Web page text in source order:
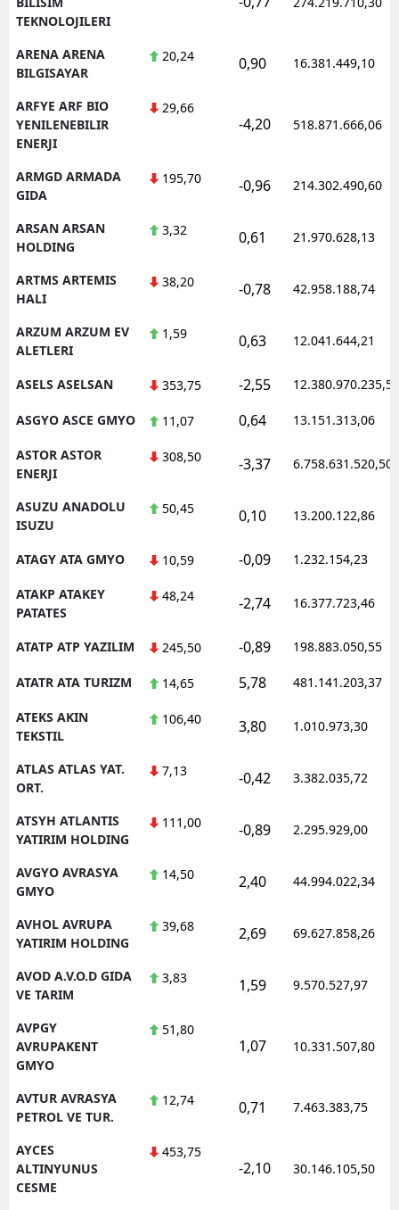
TEKNOLOJILERI
ARENA ARENA
BILGISAYAR
20,24 0,90 16.381.449,10
ARFYE ARF BIO
YENILENEBILIR
ENERJI
29,66
-4,20 518.871.666,06
ARMGD ARMADA
GIDA
195,70 -0,96 214.302.490,60
ARSAN ARSAN
HOLDING
3,32 0,61 21.970.628,13
ARTMS ARTEMIS
HALI
38,20 -0,78 42.958.188,74
ARZUM ARZUM EV
ALETLERI
1,59 0,63 12.041.644,21
ASELS ASELSAN 353,75 -2,55 12.380.970.235,50
ASGYO ASCE GMYO 11,07 0,64 13.151.313,06
ASTOR ASTOR
ENERJI
308,50 -3,37 6.758.631.520,50
ASUZU ANADOLU
ISUZU
50,45 0,10 13.200.122,86
ATAGY ATA GMYO 10,59 -0,09 1.232.154,23
ATAKP ATAKEY
PATATES
48,24 -2,74 16.377.723,46
ATATP ATP YAZILIM 245,50 -0,89 198.883.050,55
ATATR ATA TURIZM 14,65 5,78 481.141.203,37
ATEKS AKIN
TEKSTIL
106,40 3,80 1.010.973,30
ATLAS ATLAS YAT.
ORT.
7,13 -0,42 3.382.035,72
ATSYH ATLANTIS
YATIRIM HOLDING
111,00 -0,89 2.295.929,00
AVGYO AVRASYA
GMYO
14,50 2,40 44.994.022,34
AVHOL AVRUPA
YATIRIM HOLDING
39,68 2,69 69.627.858,26
AVOD A.V.O.D GIDA
VE TARIM
3,83 1,59 9.570.527,97
AVPGY
AVRUPAKENT
GMYO
51,80
1,07 10.331.507,80
AVTUR AVRASYA
PETROL VE TUR.
12,74 0,71 7.463.383,75
AYCES
ALTINYUNUS
CESME
453,75
-2,10 30.146.105,50